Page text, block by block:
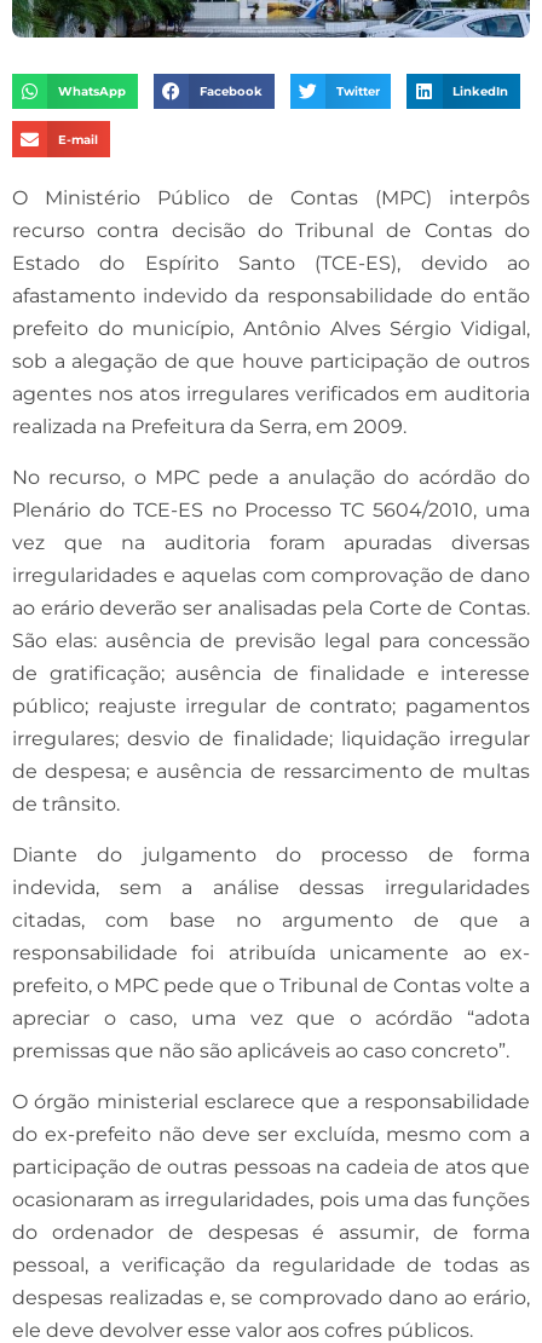
WhatsApp Facebook Twitter LinkedIn
E-mail
O Ministério Público de Contas (MPC) interpôs
recurso contra decisão do Tribunal de Contas do
Estado do Espírito Santo (TCE-ES), devido ao
afastamento indevido da responsabilidade do então
prefeito do município, Antônio Alves Sérgio Vidigal,
sob a alegação de que houve participação de outros
agentes nos atos irregulares verificados em auditoria
realizada na Prefeitura da Serra, em 2009.
No recurso, o MPC pede a anulação do acórdão do
Plenário do TCE-ES no Processo TC 5604/2010, uma
vez que na auditoria foram apuradas diversas
irregularidades e aquelas com comprovação de dano
ao erário deverão ser analisadas pela Corte de Contas.
São elas: ausência de previsão legal para concessão
de gratificação; ausência de finalidade e interesse
público; reajuste irregular de contrato; pagamentos
irregulares; desvio de finalidade; liquidação irregular
de despesa; e ausência de ressarcimento de multas
de trânsito.
Diante do julgamento do processo de forma
indevida, sem a análise dessas irregularidades
citadas, com base no argumento de que a
responsabilidade foi atribuída unicamente ao ex-
prefeito, o MPC pede que o Tribunal de Contas volte a
apreciar o caso, uma vez que o acórdão “adota
premissas que não são aplicáveis ao caso concreto”.
O órgão ministerial esclarece que a responsabilidade
do ex-prefeito não deve ser excluída, mesmo com a
participação de outras pessoas na cadeia de atos que
ocasionaram as irregularidades, pois uma das funções
do ordenador de despesas é assumir, de forma
pessoal, a verificação da regularidade de todas as
despesas realizadas e, se comprovado dano ao erário,
ele deve devolver esse valor aos cofres públicos.